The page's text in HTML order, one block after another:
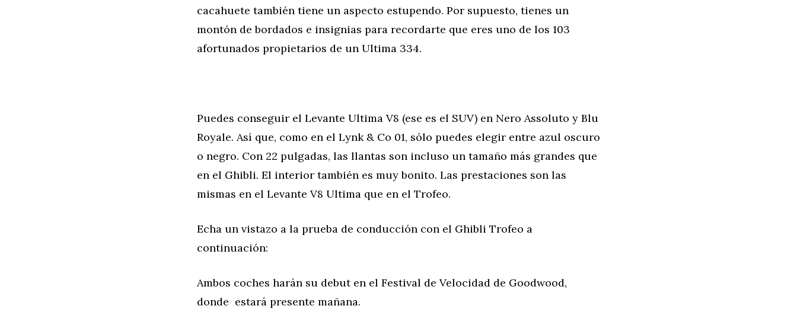
cacahuete también tiene un aspecto estupendo. Por supuesto, tienes un
montón de bordados e insignias para recordarte que eres uno de los 103
afortunados propietarios de un Ultima 334.
Puedes conseguir el Levante Ultima V8 (ese es el SUV) en Nero Assoluto y Blu
Royale. Así que, como en el Lynk & Co 01, sólo puedes elegir entre azul oscuro
o negro. Con 22 pulgadas, las llantas son incluso un tamaño más grandes que
en el Ghibli. El interior también es muy bonito. Las prestaciones son las
mismas en el Levante V8 Ultima que en el Trofeo.
Echa un vistazo a la prueba de conducción con el Ghibli Trofeo a
continuación:
Ambos coches harán su debut en el Festival de Velocidad de Goodwood,
donde estará presente mañana.